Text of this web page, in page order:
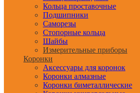
Кольца проставочные
Подшипники
Саморезы
Стопорные кольца
Шайбы
Измерительные приборы
Коронки
Аксессуары для коронок
Коронки алмазные
Коронки биметаллические